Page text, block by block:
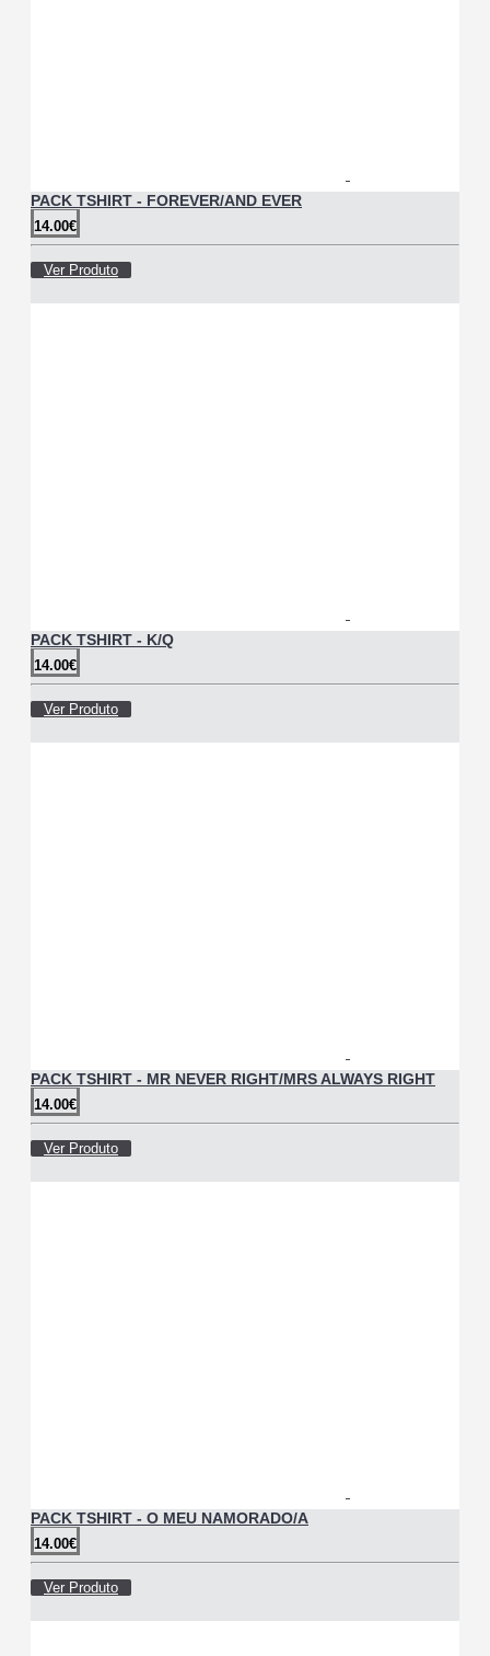
PACK TSHIRT - FOREVER/AND EVER
14.00€
Ver Produto
PACK TSHIRT - K/Q
14.00€
Ver Produto
PACK TSHIRT - MR NEVER RIGHT/MRS ALWAYS RIGHT
14.00€
Ver Produto
PACK TSHIRT - O MEU NAMORADO/A
14.00€
Ver Produto